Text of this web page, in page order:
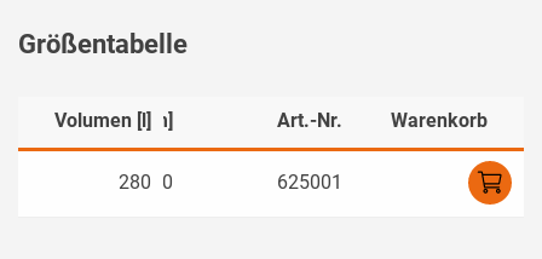
Größentabelle
Volumen [l]
280
Ø [mm] Art.-Nr. Warenkorb
790 625001